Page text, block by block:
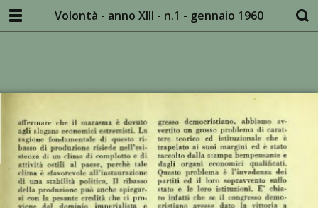
Volontà - anno XIII - n.1 - gennaio 1960